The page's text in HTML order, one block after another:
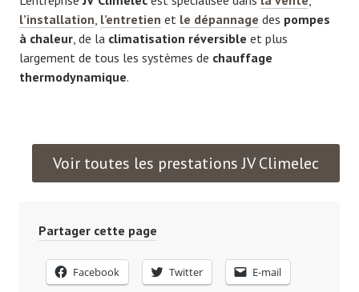
l’installation, l’entretien et le dépannage des pompes
à chaleur, de la climatisation réversible et plus
largement de tous les systèmes de chauffage
thermodynamique.
Voir toutes les prestations JV Climelec
Partager cette page
Facebook Twitter E-mail